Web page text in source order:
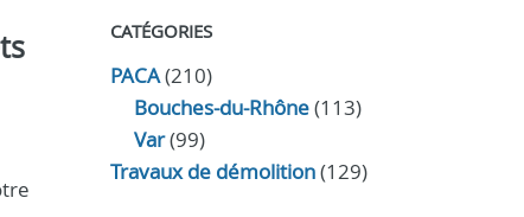
CATÉGORIES
PACA(210)
Bouches-du-Rhône(113)
Var(99)
Travaux de démolition(129)